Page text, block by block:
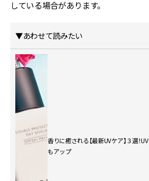
している場合があります。
▼あわせて読みたい
香りに癒される【最新UVケア】３選！
もアップ